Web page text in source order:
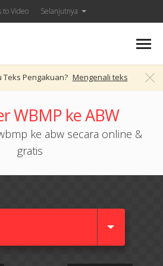
to Video Selanjutnya
Teks Pengakuan? Mengenali teks
WBMP ke ABW
ke abw secara online &
gratis